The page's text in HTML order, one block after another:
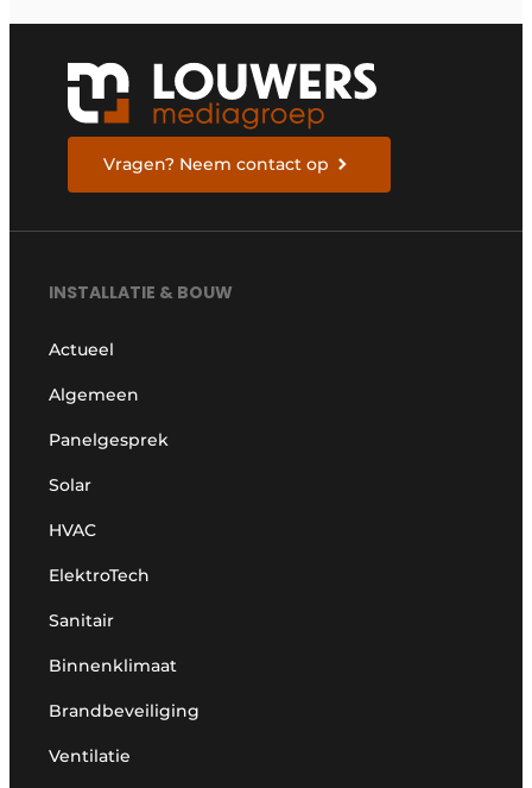
Vragen? Neem contact op
INSTALLATIE & BOUW
Actueel
Algemeen
Panelgesprek
Solar
HVAC
ElektroTech
Sanitair
Binnenklimaat
Brandbeveiliging
Ventilatie